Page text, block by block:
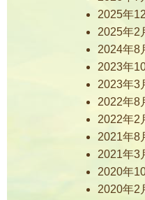
2025年
2025年2
2024年8
2023年
2023年3
2022年8
2022年2
2021年8
2021年3
2020年
2020年2